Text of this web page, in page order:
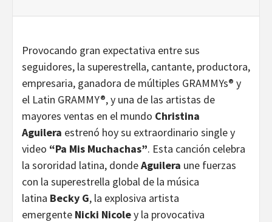
Provocando gran expectativa entre sus
seguidores, la superestrella, cantante, productora,
empresaria, ganadora de múltiples GRAMMYs® y
el Latin GRAMMY®, y una de las artistas de
mayores ventas en el mundo Christina
Aguilera estrenó hoy su extraordinario single y
video “Pa Mis Muchachas”. Esta canción celebra
la sororidad latina, dondeAguilera une fuerzas
con la superestrella global de la música
latina Becky G, la explosiva artista
emergente Nicki Nicoley la provocativa